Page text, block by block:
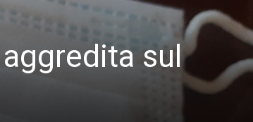
sul